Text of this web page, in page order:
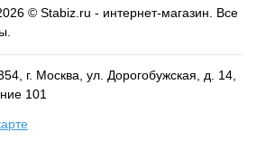
© Stabiz.ru - интернет-магазин. Все
г. Москва , ул. Дорогобужская, д. 14,
101